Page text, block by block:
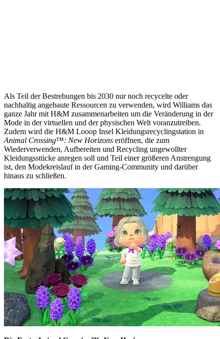
Als Teil der Bestrebungen bis 2030 nur noch recycelte oder
nachhaltig angebaute Ressourcen zu verwenden, wird Williams das
ganze Jahr mit H&M zusammenarbeiten um die Veränderung in der
Mode in der virtuellen und der physischen Welt voranzutreiben.
Zudem wird die H&M Looop Insel Kleidungsrecyclingstation in
Animal Crossing™: New Horizons eröffnen, die zum
Wiederverwenden, Aufbereiten und Recycling ungewollter
Kleidungsstücke anregen soll und Teil einer größeren Anstrengung
ist, den Modekreislauf in der Gaming-Community und darüber
hinaus zu schließen.